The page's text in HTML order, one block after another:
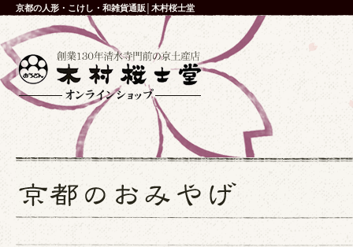
京都の人形・こけし・和雑貨通販│木村桜士堂